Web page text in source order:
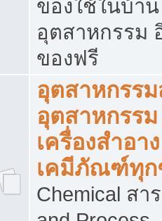
ของใช้ในบ้า
อุตสาหกรรม
ของฟรี
อุตสาหกรรม
อุตสาหกรรม
เครื่องสำอา
เคมีภัณฑ์ทุ
Chemical สา